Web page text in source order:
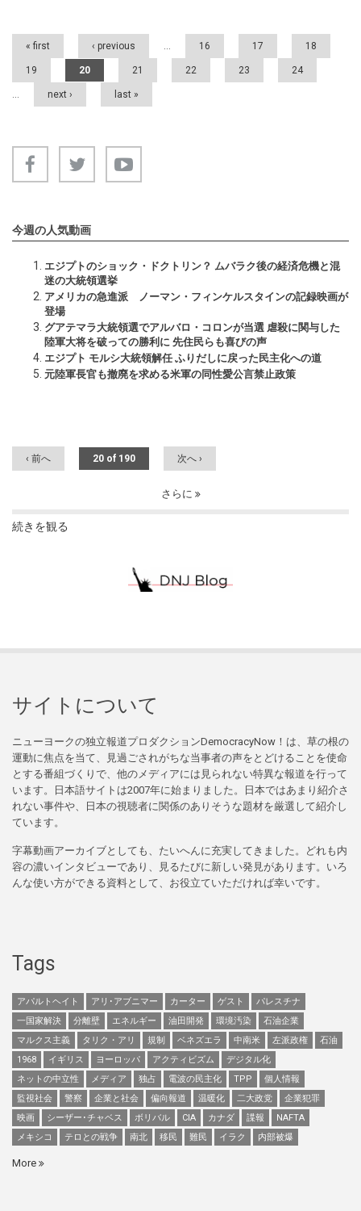
Pages
« first ‹ previous … 16 17 18
19 20 21 22 23 24
… next › last »
今週の人気動画
エジプトのショック・ドクトリン？ ムバラク後の経済危機と混
迷の大統領選挙
アメリカの急進派 ノーマン・フィンケルスタインの記録映画が
登場
グアテマラ大統領選でアルバロ・コロンが当選 虐殺に関与した
陸軍大将を破っての勝利に 先住民らも喜びの声
エジプト モルシ大統領解任 ふりだしに戻った民主化への道
元陸軍長官も撤廃を求める米軍の同性愛公言禁止政策
‹ 前へ 20 of 190 次へ ›
さらに
続きを観る
サイトについて
ニューヨークの独立報道プロダクションDemocracyNow！は、草の根の
運動に焦点を当て、見過ごされがちな当事者の声をとどけることを使命
とする番組づくりで、他のメディアには見られない特異な報道を行って
います。日本語サイトは2007年に始まりました。日本ではあまり紹介さ
れない事件や、日本の視聴者に関係のありそうな題材を厳選して紹介し
ています。
字幕動画アーカイブとしても、たいへんに充実してきました。どれも内
容の濃いインタビューであり、見るたびに新しい発見があります。いろ
んな使い方ができる資料として、お役立ていただければ幸いです。
Tags
アパルトヘイト アリ･アブニマー カーター ゲスト
パレスチナ
一国家解決
分離壁 エネルギー 油田開発 環境汚染
石油企業
マルクス主義
タリク・アリ 規制 ベネズエラ 中南米 左派政権
石油
1968
イギリス ヨーロッパ アクティビズム
デジタル化
ネットの中立性
メディア 独占 電波の民主化 TPP
個人情報
監視社会
警察 企業と社会 偏向報道 温暖化 二大政党
企業犯罪
映画
シーザー･チャベス ボリバル CIA カナダ 諜報
NAFTA
メキシコ
テロとの戦争 南北 移民 難民 イラク 内部被爆
More